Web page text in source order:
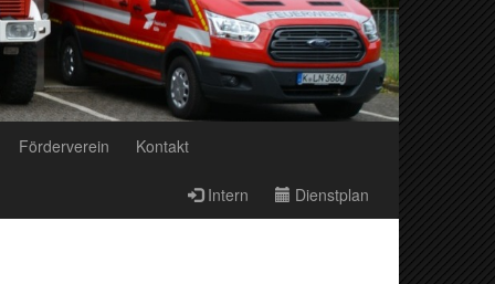
Förderverein Kontakt
Intern Dienstplan